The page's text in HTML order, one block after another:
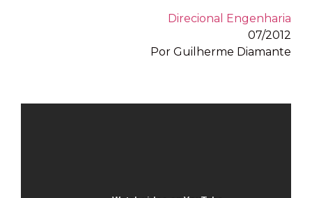
Direcional Engenharia
07/2012
Por Guilherme Diamante